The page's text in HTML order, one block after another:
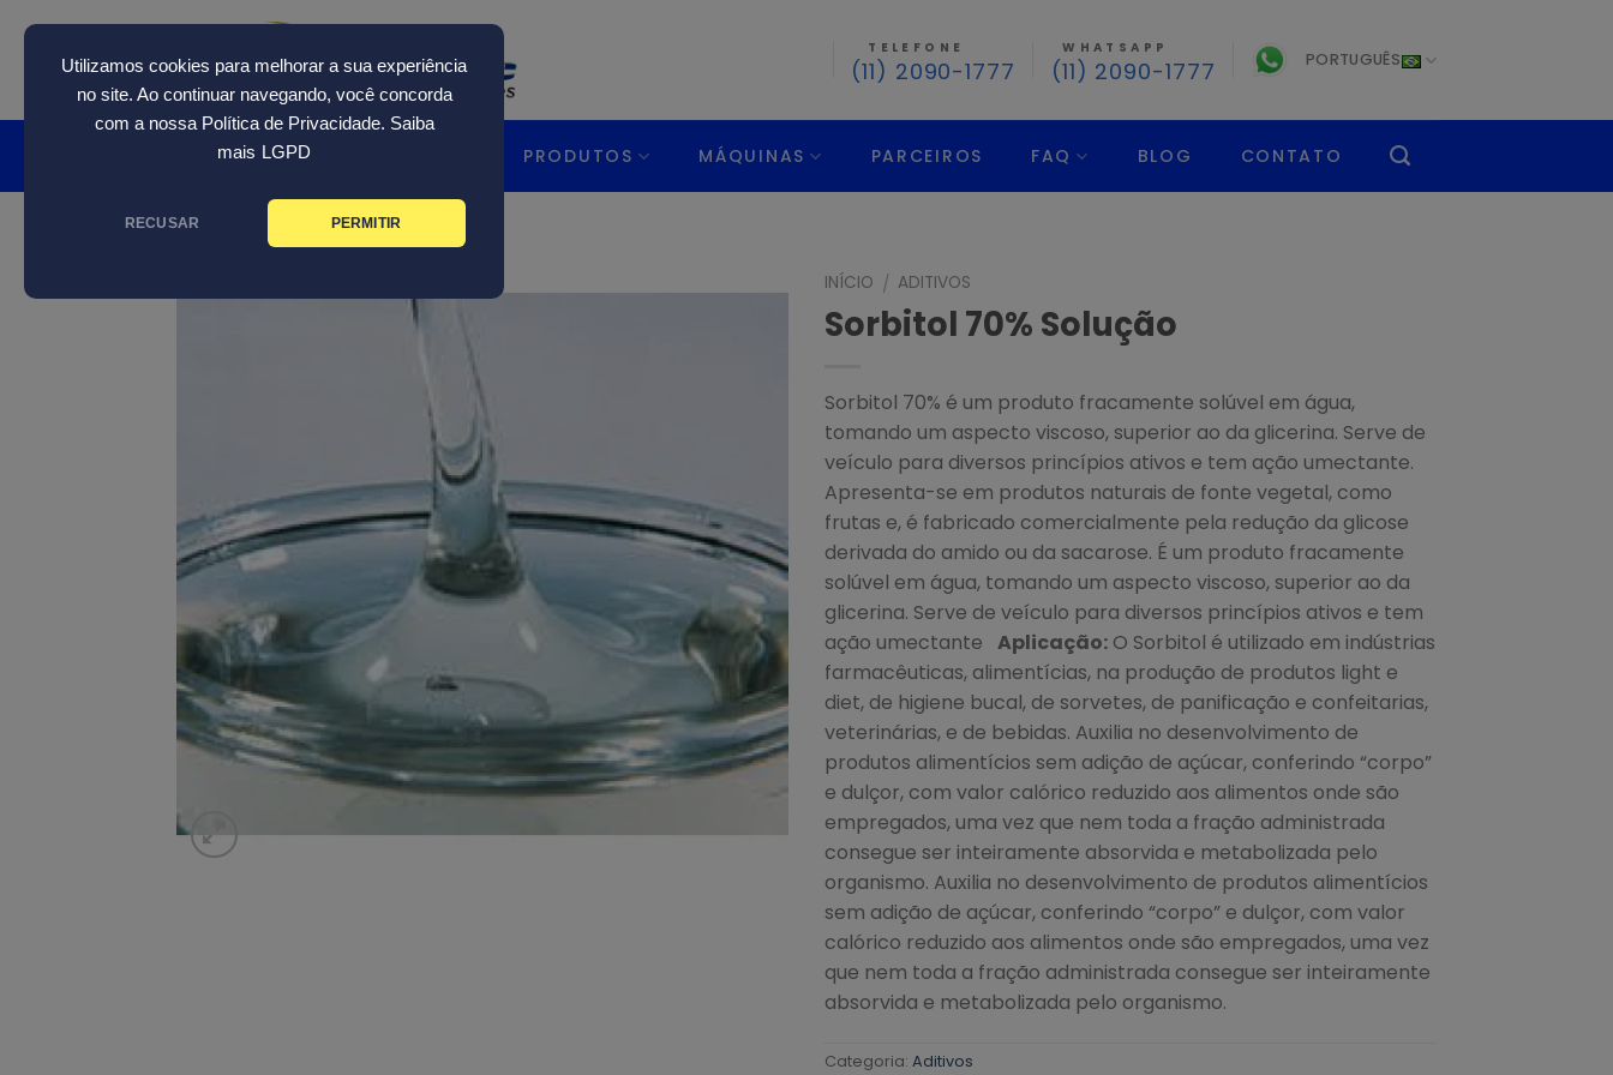
Utilizamos cookies para melhorar a sua experiência
no site. Ao continuar navegando, você concorda
com a nossa Política de Privacidade. Saiba
mais LGPD
RECUSAR PERMITIR
content
TELEFONE
(11) 2090-1777
WHATSAPP
(11) 2090-1777 PORTUGUÊS
HOME PRODUTOS MÁQUINAS PARCEIROS FAQ BLOG CONTATO
INÍCIO / ADITIVOS
Sorbitol 70% Solução
Sorbitol 70% é um produto fracamente solúvel em água,
tomando um aspecto viscoso, superior ao da glicerina. Serve de
veículo para diversos princípios ativos e tem ação umectante.
Apresenta-se em produtos naturais de fonte vegetal, como
frutas e, é fabricado comercialmente pela redução da glicose
derivada do amido ou da sacarose. É um produto fracamente
solúvel em água, tomando um aspecto viscoso, superior ao da
glicerina. Serve de veículo para diversos princípios ativos e tem
ação umectante Aplicação: O Sorbitol é utilizado em indústrias
farmacêuticas, alimentícias, na produção de produtos light e
diet, de higiene bucal, de sorvetes, de panificação e confeitarias,
veterinárias, e de bebidas. Auxilia no desenvolvimento de
produtos alimentícios sem adição de açúcar, conferindo “corpo”
e dulçor, com valor calórico reduzido aos alimentos onde são
empregados, uma vez que nem toda a fração administrada
consegue ser inteiramente absorvida e metabolizada pelo
organismo. Auxilia no desenvolvimento de produtos alimentícios
sem adição de açúcar, conferindo “corpo” e dulçor, com valor
calórico reduzido aos alimentos onde são empregados, uma vez
que nem toda a fração administrada consegue ser inteiramente
absorvida e metabolizada pelo organismo.
Categoria: Aditivos